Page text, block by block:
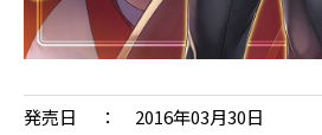
発売日
2016年03月30日